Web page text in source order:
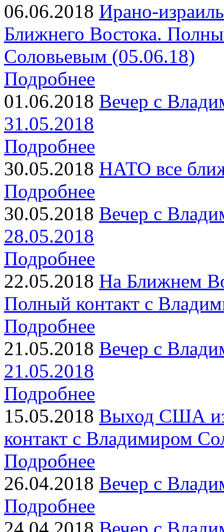
06.06.2018 Ирано-
Ближнего Востока.
Соловьевым (05.06.18)
Подробнее
01.06.2018 Вечер с
31.05.2018
Подробнее
30.05.2018 НАТО все
Подробнее
30.05.2018 Вечер с
28.05.2018
Подробнее
22.05.2018 На Ближнем
Полный контакт с
Подробнее
21.05.2018 Вечер с
21.05.2018
Подробнее
15.05.2018 Выход США
контакт с Владимиром
Подробнее
26.04.2018 Вечер с
Подробнее